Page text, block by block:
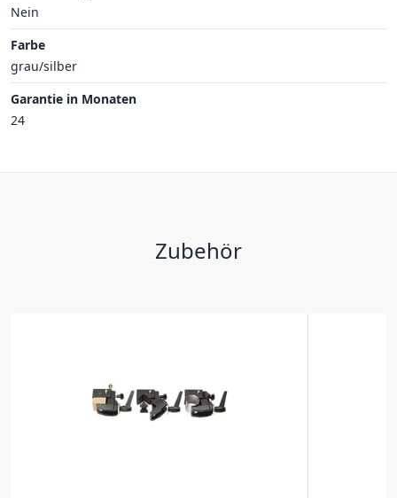
Nein
Farbe
grau/silber
Garantie in Monaten
24
Zubehör